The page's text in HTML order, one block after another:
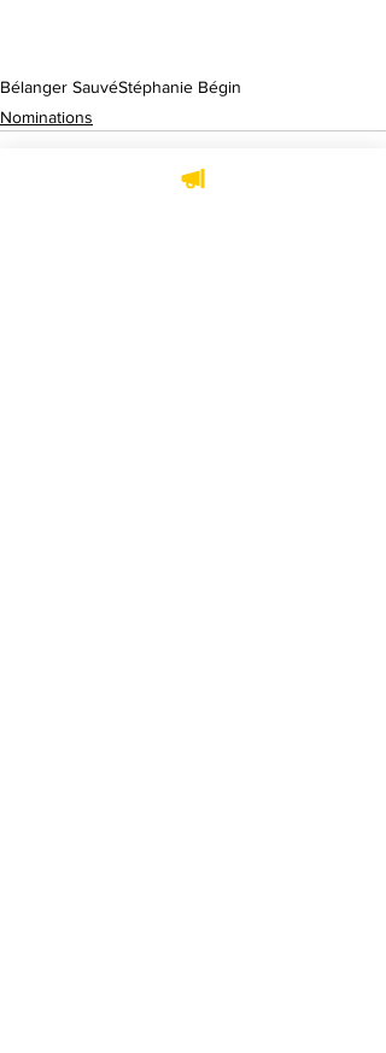
Bélanger SauvéStéphanie Bégin
Nominations